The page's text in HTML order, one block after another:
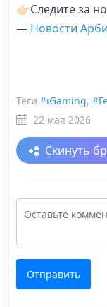
👉🏻Следите за
— Новости
Теги #iGaming,
22 мая 2026
Скинуть
Отправить